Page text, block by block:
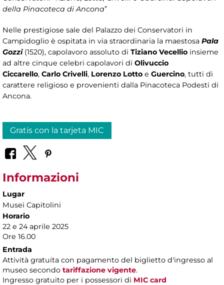
della Pinacoteca di Ancona”
Nelle prestigiose sale del Palazzo dei Conservatori in
Campidoglio è ospitata in via straordinaria la maestosa Pala
Gozzi (1520), capolavoro assoluto di Tiziano Vecellio insieme
ad altre cinque celebri capolavori di Olivuccio
Ciccarello, Carlo Crivelli, Lorenzo Lotto e Guercino, tutti di
carattere religioso e provenienti dalla Pinacoteca Podesti di
Ancona.
Gratis con la tarjeta MIC
Informazioni
Lugar
Musei Capitolini
Horario
22 e 24 aprile 2025
Ore 16.00
Entrada
Attività gratuita con pagamento del biglietto d'ingresso al
museo secondo tariffazione vigente.
Ingresso gratuito per i possessori di MIC card